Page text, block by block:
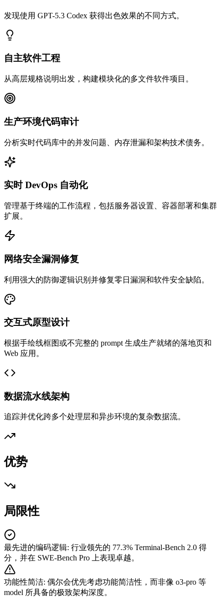
发现使用 GPT-5.3 Codex 获得出色效果的不同方式。
自主软件工程
从高层规格说明出发，构建模块化的多文件软件项目。
生产环境代码审计
分析实时代码库中的并发问题、内存泄漏和架构技术债务。
实时 DevOps 自动化
管理基于终端的工作流程，包括服务器设置、容器部署和集群
扩展。
网络安全漏洞修复
利用强大的防御逻辑识别并修复零日漏洞和软件安全缺陷。
交互式原型设计
根据手绘线框图或不完整的 prompt 生成生产就绪的落地页和
Web 应用。
数据流水线架构
追踪并优化跨多个处理层和异步环境的复杂数据流。
优势
局限性
最先进的编码逻辑: 行业领先的 77.3% Terminal-Bench 2.0 得
分，并在 SWE-Bench Pro 上表现卓越。
功能性简洁: 偶尔会优先考虑功能简洁性，而非像 o3-pro 等
model 所具备的极致架构深度。